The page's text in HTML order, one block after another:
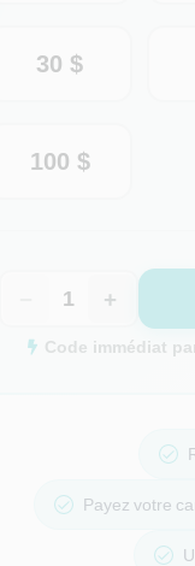
30 $
100 $
+
Code immédiat
Payez votre